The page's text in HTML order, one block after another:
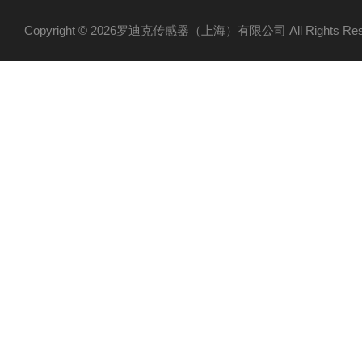
Copyright © 2026罗迪克传感器（上海）有限公司 All Rights